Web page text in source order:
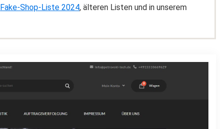
Fake-Shop-Liste 2024, älteren Listen und in unserem